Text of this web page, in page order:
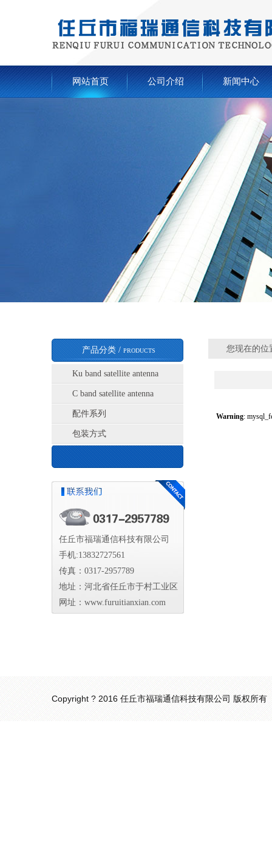
网站首页 公司介绍 新闻中心
产品分类 /PRODUCTS
Ku band satellite antenna
C band satellite antenna
配件系列
包装方式
任丘市福瑞通信科技有限公司
手机:13832727561
传真：0317-2957789
地址：河北省任丘市于村工业区
网址：www.furuitianxian.com
您现在的位
Warning:
Copyright ? 2016 任丘市福瑞通信科技有限公司 版权所有